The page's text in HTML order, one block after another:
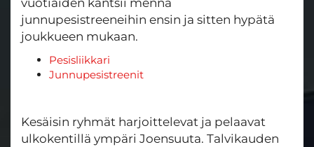
vuotiaiden kantsii mennä
junnupesistreeneihin ensin ja sitten hypätä
joukkueen mukaan.
Pesisliikkari
Junnupesistreenit
Kesäisin ryhmät harjoittelevat ja pelaavat
ulkokentillä ympäri Joensuuta. Talvikauden